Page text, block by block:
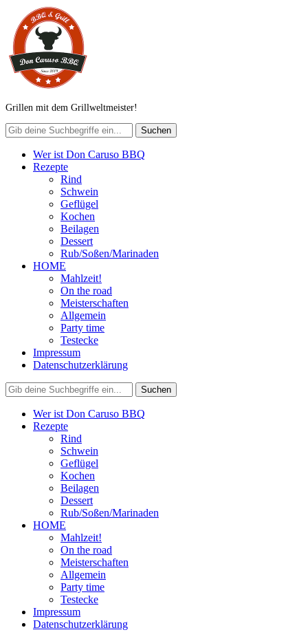
Grillen mit dem Grillweltmeister!
Wer ist Don Caruso BBQ
Rezepte
Rind
Schwein
Geflügel
Kochen
Beilagen
Dessert
Rub/Soßen/Marinaden
HOME
Mahlzeit!
On the road
Meisterschaften
Allgemein
Party time
Testecke
Impressum
Datenschutzerklärung
Wer ist Don Caruso BBQ
Rezepte
Rind
Schwein
Geflügel
Kochen
Beilagen
Dessert
Rub/Soßen/Marinaden
HOME
Mahlzeit!
On the road
Meisterschaften
Allgemein
Party time
Testecke
Impressum
Datenschutzerklärung